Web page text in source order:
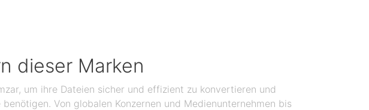
dieser Marken
um ihre Dateien sicher und effizient zu konvertieren und
Von globalen Konzernen und Medienunternehmen bis